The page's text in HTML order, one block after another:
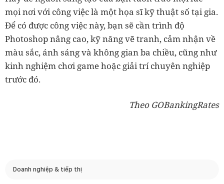
mọi nơi với công việc là một họa sĩ kỹ thuật số tại gia.
Để có được công việc này, bạn sẽ cần trình độ
Photoshop nâng cao, kỹ năng vẽ tranh, cảm nhận về
màu sắc, ánh sáng và không gian ba chiều, cũng như
kinh nghiệm chơi game hoặc giải trí chuyên nghiệp
trước đó.
Theo GOBankingRates
Doanh nghiệp & tiếp thị